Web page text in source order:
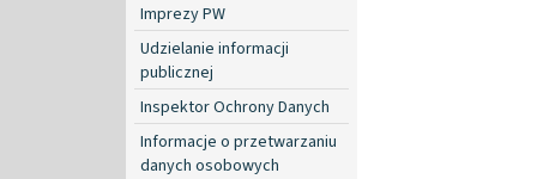
Imprezy PW
Udzielanie informacji
publicznej
Inspektor Ochrony Danych
Informacje o przetwarzaniu
danych osobowych